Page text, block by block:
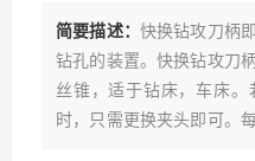
简要描述： 快换钻攻刀柄
钻孔的装置。快换钻攻刀
丝锥，适于钻床，车床
时，只需更换夹头即可。